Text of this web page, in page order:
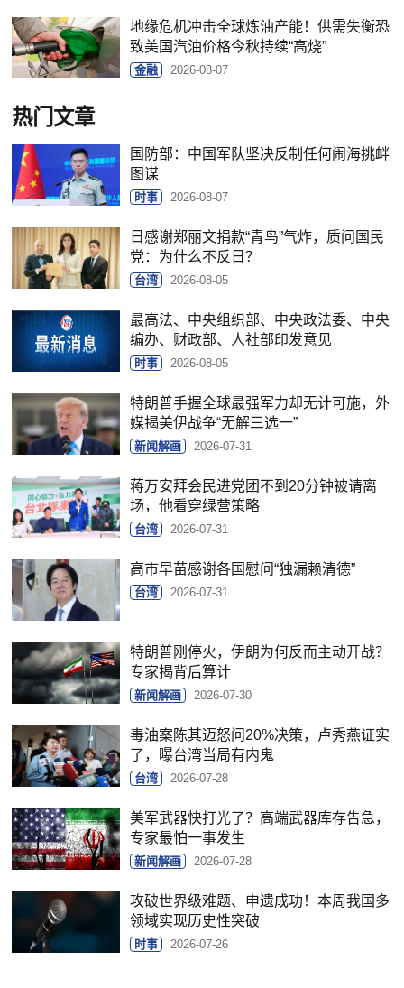
地缘危机冲击全球炼油产能！供需失衡恐
致美国汽油价格今秋持续“高烧”
金融 2026-08-07
热门文章
国防部：中国军队坚决反制任何闹海挑衅
图谋
时事 2026-08-07
日感谢郑丽文捐款“青鸟”气炸，质问国民
党：为什么不反日？
台湾 2026-08-05
最高法、中央组织部、中央政法委、中央
编办、财政部、人社部印发意见
时事 2026-08-05
特朗普手握全球最强军力却无计可施，外
媒揭美伊战争“无解三选一”
新闻解画 2026-07-31
蒋万安拜会民进党团不到20分钟被请离
场，他看穿绿营策略
台湾 2026-07-31
高市早苗感谢各国慰问“独漏赖清德”
台湾 2026-07-31
特朗普刚停火，伊朗为何反而主动开战？
专家揭背后算计
新闻解画 2026-07-30
毒油案陈其迈怒问20%决策，卢秀燕证实
了，曝台湾当局有内鬼
台湾 2026-07-28
美军武器快打光了？高端武器库存告急，
专家最怕一事发生
新闻解画 2026-07-28
攻破世界级难题、申遗成功！本周我国多
领域实现历史性突破
时事 2026-07-26